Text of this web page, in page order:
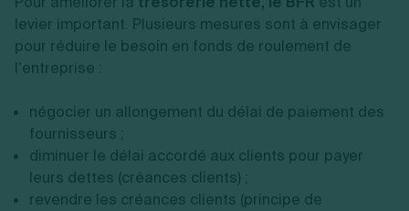
levier important. Plusieurs mesures sont à envisager
pour réduire le besoin en fonds de roulement de
l’entreprise :
négocier un allongement du délai de paiement des
fournisseurs ;
diminuer le délai accordé aux clients pour payer
leurs dettes (créances clients) ;
revendre les créances clients (principe de